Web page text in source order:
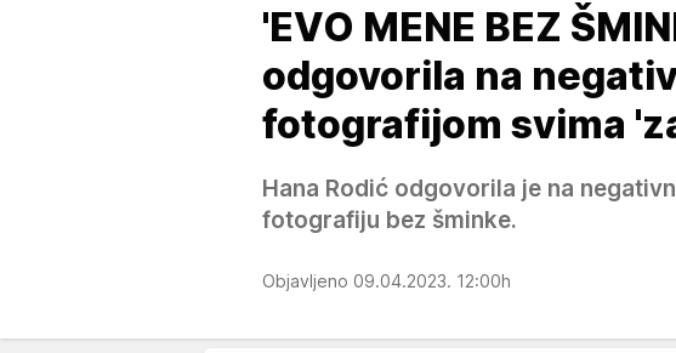
'EVO MENE BEZ
odgovorila na
fotografijom svima
Hana Rodić odgovorila je na
fotografiju bez šminke.
Objavljeno 09.04.2023. 12:00h